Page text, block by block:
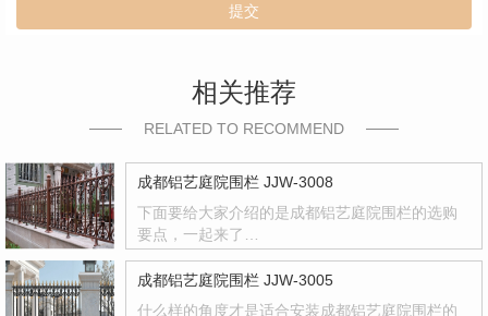
提交
相关推荐
RELATED TO RECOMMEND
成都铝艺庭院围栏 JJW-3008
下面要给大家介绍的是成都铝艺庭院围栏的选购
要点，一起来了…
成都铝艺庭院围栏 JJW-3005
什么样的角度才是适合安装成都铝艺庭院围栏的